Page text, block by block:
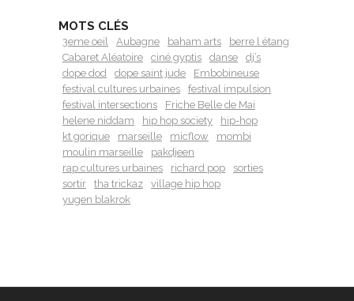
MOTS CLÉS
3eme oeil Aubagne baham arts
berre l étang
Cabaret Aléatoire
ciné gyptis danse
dj’s
dope dod
dope saint jude
Embobineuse
festival cultures urbaines
festival impulsion
festival intersections
Friche Belle de Mai
helene niddam
hip hop society
hip-hop
kt gorique
marseille micflow
mombi
moulin marseille
pakdjeen
rap cultures urbaines
richard pop
sorties
sortir
tha trickaz
village hip hop
yugen blakrok